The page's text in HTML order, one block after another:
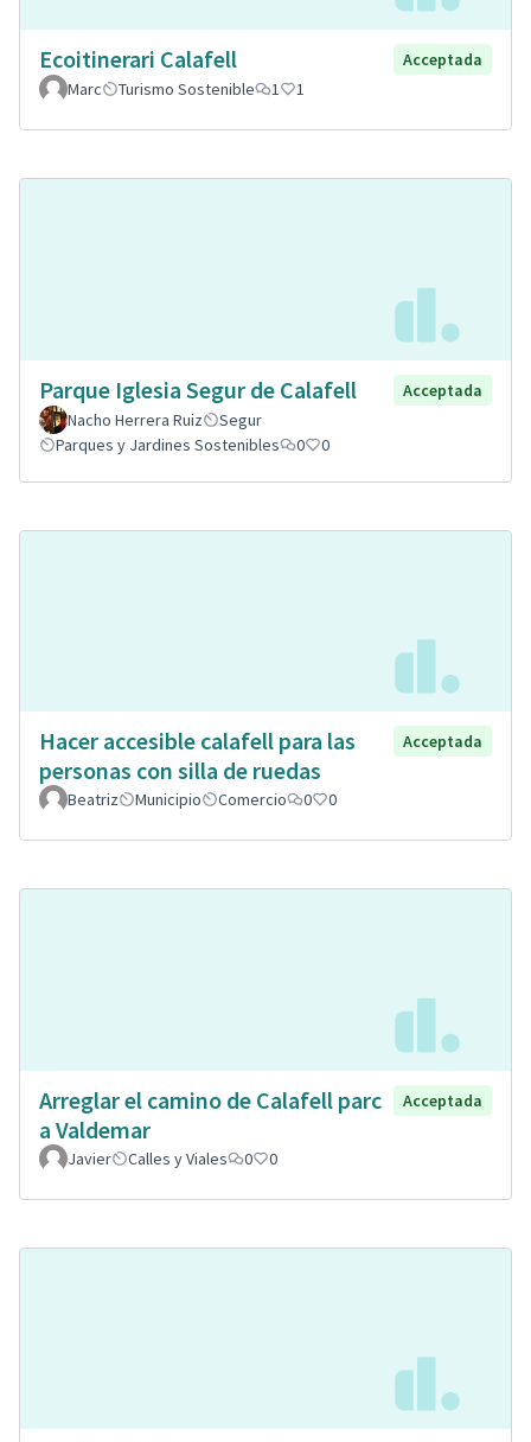
Ecoitinerari Calafell
Acceptada
Marc
Turismo Sostenible 1 1
Parque Iglesia Segur de Calafell
Acceptada
Nacho Herrera Ruiz
Segur
Parques y Jardines Sostenibles
0 0
Hacer accesible calafell para las
personas con silla de ruedas
Acceptada
Beatriz Municipio Comercio 0 0
Arreglar el camino de Calafell parc
a Valdemar
Acceptada
Javier Calles y Viales 0 0